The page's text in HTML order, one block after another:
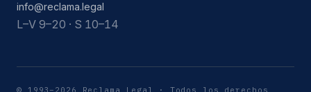
info@reclama.legal
L–V 9–20 · S 10–14